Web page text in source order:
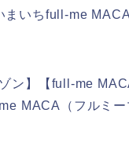
いちfull-me
ン】【full-me
MACA（フルミー